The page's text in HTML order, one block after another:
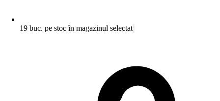
19 buc. pe stoc în magazinul selectat